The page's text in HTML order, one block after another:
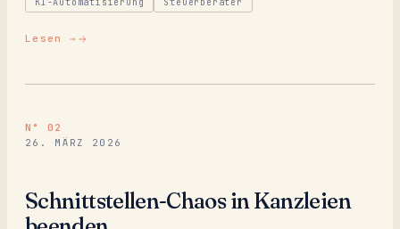
Lesen →
N° 02
26. MÄRZ 2026
Schnittstellen-Chaos in Kanzleien